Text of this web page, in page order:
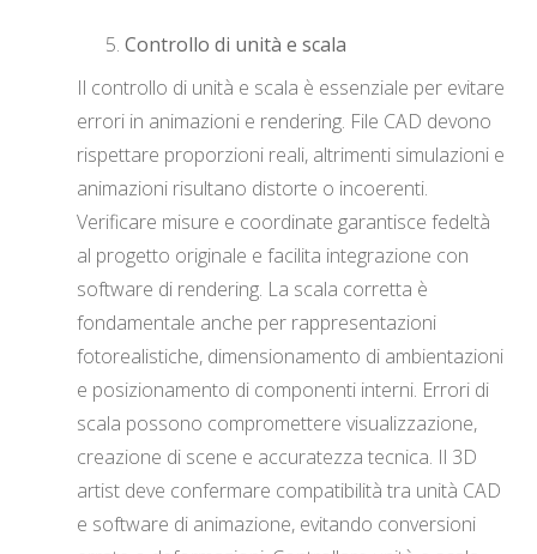
Controllo di unità e scala
Il controllo di unità e scala è essenziale per evitare
errori in animazioni e rendering. File CAD devono
rispettare proporzioni reali, altrimenti simulazioni e
animazioni risultano distorte o incoerenti.
Verificare misure e coordinate garantisce fedeltà
al progetto originale e facilita integrazione con
software di rendering. La scala corretta è
fondamentale anche per rappresentazioni
fotorealistiche, dimensionamento di ambientazioni
e posizionamento di componenti interni. Errori di
scala possono compromettere visualizzazione,
creazione di scene e accuratezza tecnica. Il 3D
artist deve confermare compatibilità tra unità CAD
e software di animazione, evitando conversioni